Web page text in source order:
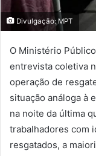
Divulgação: MPT
O Ministério
entrevista coletiva
operação de
situação análoga à
na noite da última
trabalhadores com
resgatados, a